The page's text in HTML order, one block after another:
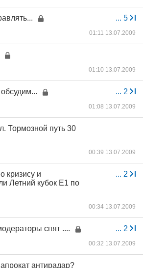
... 5
01:11 13.07.2009
01:10 13.07.2009
... 2
01:08 13.07.2009
Тормозной путь 30
00:39 13.07.2009
... 2
кризису и
Летний кубок Е1 по
00:34 13.07.2009
... 2
спят ....
00:32 13.07.2009
антирадар?